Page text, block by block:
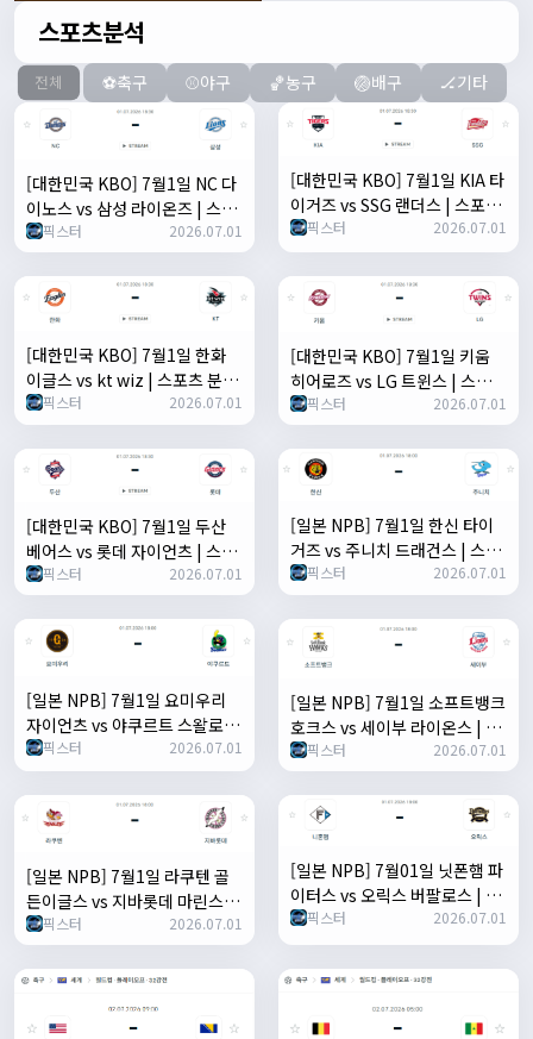
스포츠분석
전체 ⚽축구 ⚾야구 🏀농구 🏐배구 🏒기타
[대한민국 KBO] 7월1일 NC 다
이노스 vs 삼성 라이온즈 | 스포
츠 분석 무료 중계 토친놈
픽스터 2026.07.01
[대한민국 KBO] 7월1일 KIA 타
이거즈 vs SSG 랜더스 | 스포츠
분석 무료 중계 토친놈
픽스터 2026.07.01
[대한민국 KBO] 7월1일 한화
이글스 vs kt wiz | 스포츠 분석
무료 중계 토친놈
픽스터 2026.07.01
[대한민국 KBO] 7월1일 키움
히어로즈 vs LG 트윈스 | 스포츠
분석 무료 중계 토친놈
픽스터 2026.07.01
[대한민국 KBO] 7월1일 두산
베어스 vs 롯데 자이언츠 | 스포
츠 분석 무료 중계 토친놈
픽스터 2026.07.01
[일본 NPB] 7월1일 한신 타이
거즈 vs 주니치 드래건스 | 스포
츠 분석 무료 중계 토친놈
픽스터 2026.07.01
[일본 NPB] 7월1일 요미우리
자이언츠 vs 야쿠르트 스왈로즈
| 스포츠 분석 무료 중계 토친놈
픽스터 2026.07.01
[일본 NPB] 7월1일 소프트뱅크
호크스 vs 세이부 라이온스 | 스
포츠 분석 무료 중계 토친놈
픽스터 2026.07.01
[일본 NPB] 7월1일 라쿠텐 골
든이글스 vs 지바롯데 마린스 |
스포츠 분석 무료 중계 토친놈
픽스터 2026.07.01
[일본 NPB] 7월01일 닛폰햄 파
이터스 vs 오릭스 버팔로스 | 스
포츠 분석 무료 중계 토친놈
픽스터 2026.07.01